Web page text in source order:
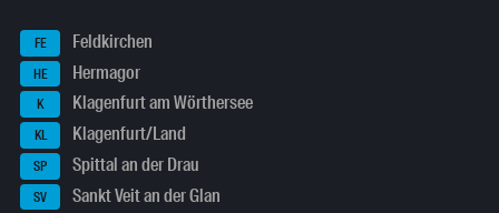
FE Feldkirchen
HE Hermagor
K Klagenfurt am Wörthersee
KL Klagenfurt/Land
SP Spittal an der Drau
SV Sankt Veit an der Glan